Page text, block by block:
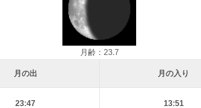
月齢：23.7
月の出 月の入り
23:47 13:51